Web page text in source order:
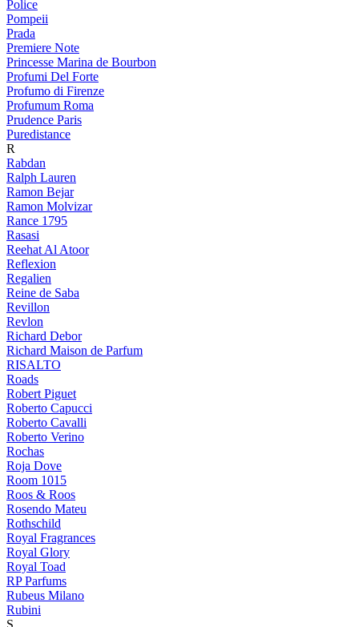
Police
Pompeii
Prada
Premiere Note
Princesse Marina de Bourbon
Profumi Del Forte
Profumo di Firenze
Profumum Roma
Prudence Paris
Puredistance
R
Rabdan
Ralph Lauren
Ramon Bejar
Ramon Molvizar
Rance 1795
Rasasi
Reehat Al Atoor
Reflexion
Regalien
Reine de Saba
Revillon
Revlon
Richard Debor
Richard Maison de Parfum
RISALTO
Roads
Robert Piguet
Roberto Capucci
Roberto Cavalli
Roberto Verino
Rochas
Roja Dove
Room 1015
Roos & Roos
Rosendo Mateu
Rothschild
Royal Fragrances
Royal Glory
Royal Toad
RP Parfums
Rubeus Milano
Rubini
S